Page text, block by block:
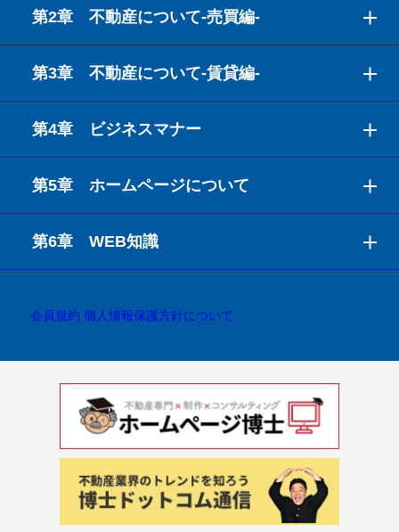
第2章 不動産について-売買編-
第3章 不動産について-賃貸編-
第4章 ビジネスマナー
第5章 ホームページについて
第6章 WEB知識
会員規約 個人情報保護方針について